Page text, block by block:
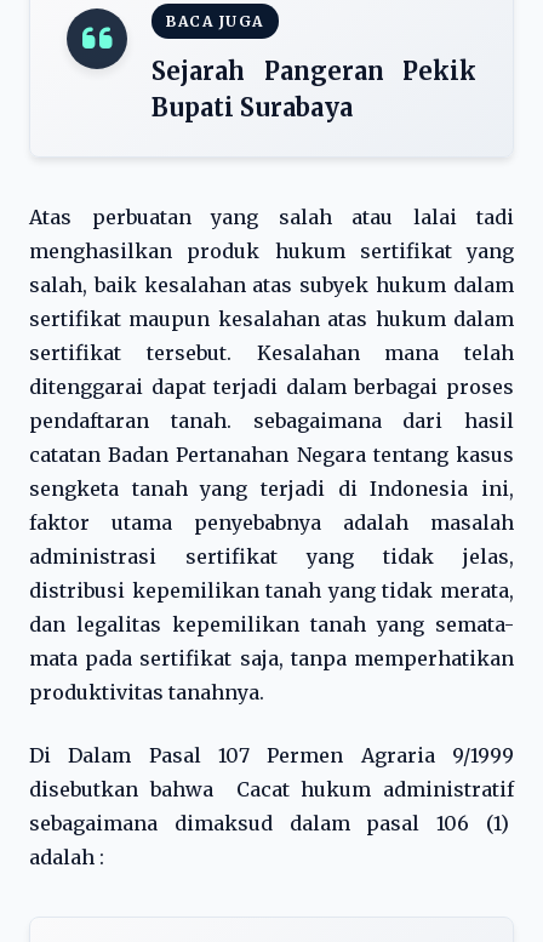
BACA JUGA
Sejarah Pangeran Pekik
Bupati Surabaya
Atas perbuatan yang salah atau lalai tadi
menghasilkan produk hukum sertifikat yang
salah, baik kesalahan atas subyek hukum dalam
sertifikat maupun kesalahan atas hukum dalam
sertifikat tersebut. Kesalahan mana telah
ditenggarai dapat terjadi dalam berbagai proses
pendaftaran tanah. sebagaimana dari hasil
catatan Badan Pertanahan Negara tentang kasus
sengketa tanah yang terjadi di Indonesia ini,
faktor utama penyebabnya adalah masalah
administrasi sertifikat yang tidak jelas,
distribusi kepemilikan tanah yang tidak merata,
dan legalitas kepemilikan tanah yang semata-
mata pada sertifikat saja, tanpa memperhatikan
produktivitas tanahnya.
Di Dalam Pasal 107 Permen Agraria 9/1999
disebutkan bahwa Cacat hukum administratif
sebagaimana dimaksud dalam pasal 106 (1)
adalah :